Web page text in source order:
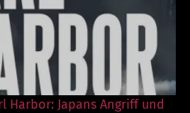
Harbor: Japans Angriff und